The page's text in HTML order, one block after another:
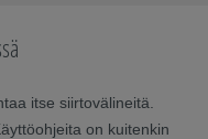
itse siirtovälineitä.
on kuitenkin